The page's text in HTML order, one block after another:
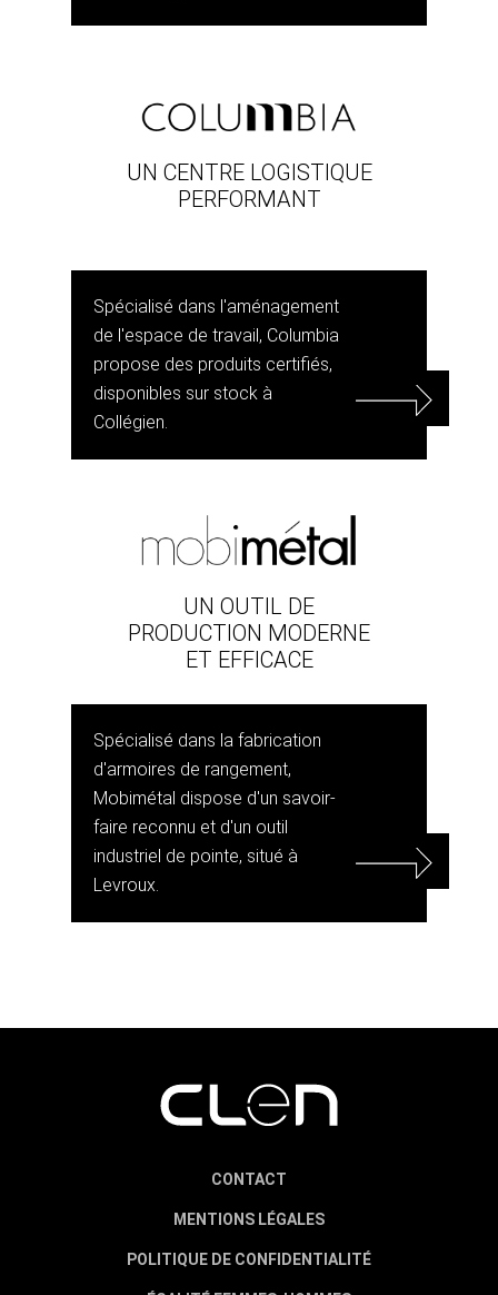
UN CENTRE LOGISTIQUE
PERFORMANT
Spécialisé dans l'aménagement
de l'espace de travail, Columbia
propose des produits certifiés,
disponibles sur stock à
Collégien.
UN OUTIL DE
PRODUCTION MODERNE
ET EFFICACE
Spécialisé dans la fabrication
d'armoires de rangement,
Mobimétal dispose d'un savoir-
faire reconnu et d'un outil
industriel de pointe, situé à
Levroux.
CONTACT
MENTIONS LÉGALES
POLITIQUE DE CONFIDENTIALITÉ